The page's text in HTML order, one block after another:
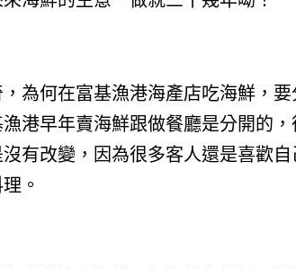
為何在富基漁港海產店吃海鮮，
港早年賣海鮮跟做餐廳是分開的
有改變，因為很多客人還是喜歡
。